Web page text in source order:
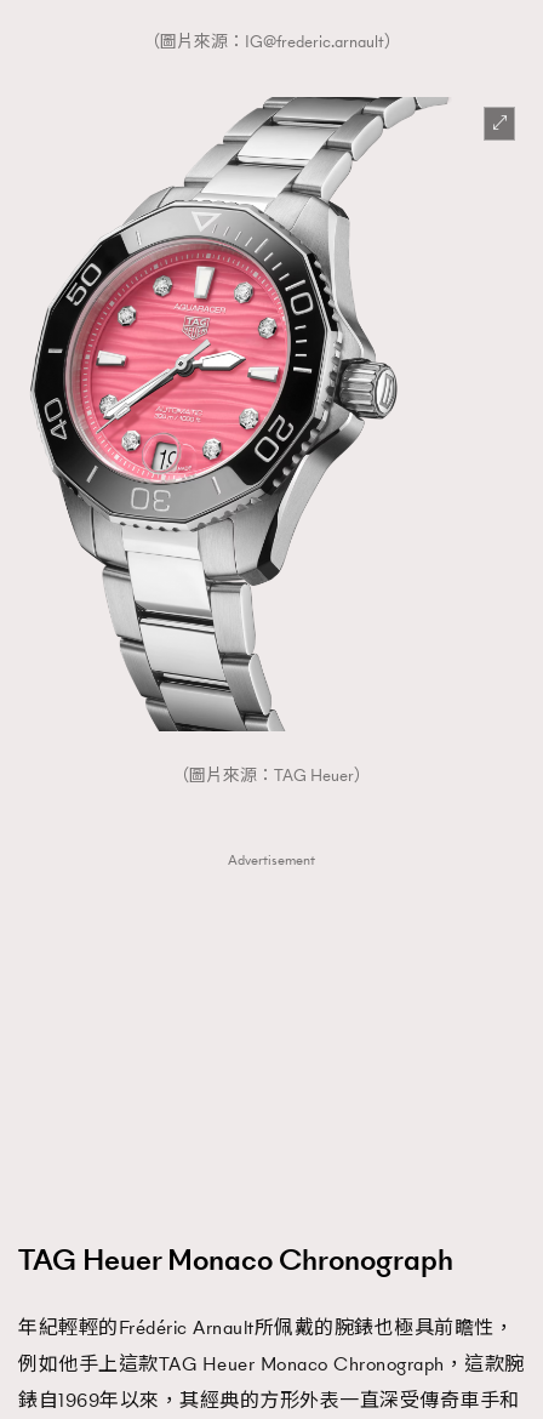
（圖片來源： IG@frederic.arnault）
（圖片來源：TAG Heuer）
Advertisement
TAG Heuer Monaco Chronograph
年紀輕輕的Frédéric Arnault所佩戴的腕錶也極具前瞻性，
例如他手上這款TAG Heuer Monaco Chronograph，這款腕
錶自1969年以來，其經典的方形外表一直深受傳奇車手和